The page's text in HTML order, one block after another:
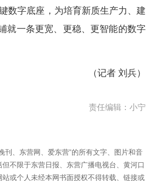
数字底座，为培育新质生产力、建
就一条更宽、更稳、更智能的数字
（记者 刘兵）
责任编辑：小宁
、东营网、爱东营”的所有文字、图片和音
不限于东营日报、东营广播电视台、黄河口
或个人未经本网书面授权不得转载、链接或